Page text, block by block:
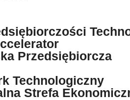
Przedsiębiorcza
Technologiczny
Strefa